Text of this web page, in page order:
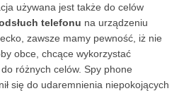
używana jest także do celów
telefonu na urządzeniu
zawsze mamy pewność, iż nie
obce, chcące wykorzystać
różnych celów. Spy phone
się do udaremnienia niepokojących